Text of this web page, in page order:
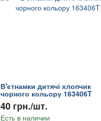
В'єтнамки дитячі хлопчик
чорного кольору 163406T
40 грн./шт.
Есть в наличии